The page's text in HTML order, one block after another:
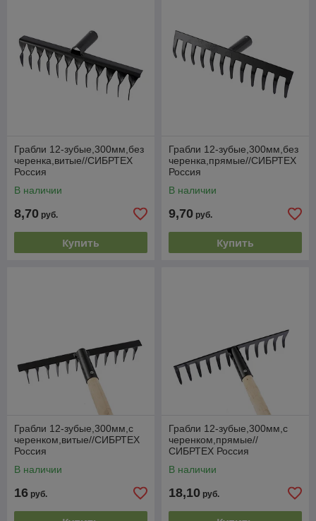
Грабли 12-зубые,300мм,без
черенка,витые//СИБРТЕХ
Россия
В наличии
8,70 руб.
Купить
Грабли 12-зубые,300мм,без
черенка,прямые//СИБРТЕХ
Россия
В наличии
9,70 руб.
Купить
Грабли 12-зубые,300мм,с
черенком,витые//СИБРТЕХ
Россия
В наличии
16 руб.
Грабли 12-зубые,300мм,с
черенком,прямые//
СИБРТЕХ Россия
В наличии
18,10 руб.